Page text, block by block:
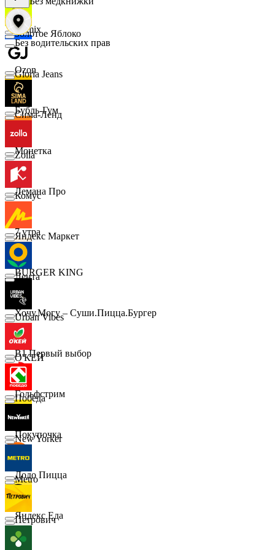
Demix
Ozon
Бубль-Гум
Монетка
Лемана Про
7 утра
BURGER KING
Хочу.Могу – Суши.Пицца.Бургер
B1 Первый выбор
Гольфстрим
Покупочка
Додо Пицца
Яндекс Еда
Золотое Яблоко
Gloria Jeans
Сима-Ленд
Zolla
Комус
Яндекс Маркет
Лента
Urban Vibes
О'КЕЙ
Победа
New Yorker
Metro
Петрович
Без водительских прав